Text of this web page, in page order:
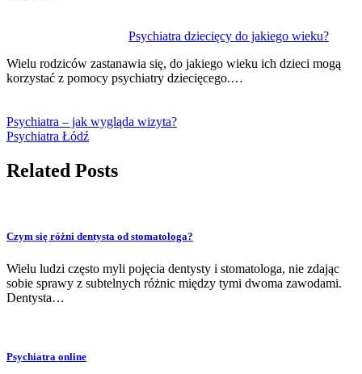
Psychiatra dziecięcy do jakiego wieku?
Wielu rodziców zastanawia się, do jakiego wieku ich dzieci mogą
korzystać z pomocy psychiatry dziecięcego.…
Psychiatra – jak wygląda wizyta?
Psychiatra Łódź
Related Posts
Czym się różni dentysta od stomatologa?
Wielu ludzi często myli pojęcia dentysty i stomatologa, nie zdając
sobie sprawy z subtelnych różnic między tymi dwoma zawodami.
Dentysta…
Psychiatra online